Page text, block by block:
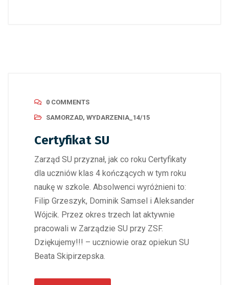
0 COMMENTS
SAMORZAD, WYDARZENIA_14/15
Certyfikat SU
Zarząd SU przyznał, jak co roku Certyfikaty
dla uczniów klas 4 kończących w tym roku
naukę w szkole. Absolwenci wyróżnieni to:
Filip Grzeszyk, Dominik Samsel i Aleksander
Wójcik. Przez okres trzech lat aktywnie
pracowali w Zarządzie SU przy ZSF.
Dziękujemy!!! – uczniowie oraz opiekun SU
Beata Skipirzepska.